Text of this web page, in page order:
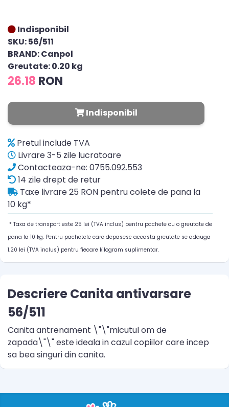
Indisponibil
SKU: 56/511
BRAND: Canpol
Greutate: 0.20 kg
26.18 RON
Indisponibil
Pretul include TVA
Livrare 3-5 zile lucratoare
Contacteaza-ne: 0755.092.553
14 zile drept de retur
Taxe livrare 25 RON pentru colete de pana la
10 kg*
* Taxa de transport este 25 lei (TVA inclus) pentru pachete cu o greutate de
pana la 10 kg. Pentru pachetele care depasesc aceasta greutate se adauga
1.20 lei (TVA inclus) pentru fiecare kilogram suplimentar.
Descriere Canita antivarsare
56/511
Canita antrenament \"\"micutul om de
zapada\"\" este ideala in cazul copiilor care incep
sa bea singuri din canita.